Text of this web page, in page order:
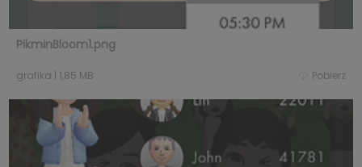
PikminBloom1.png
grafika 1,85 MB Pobierz